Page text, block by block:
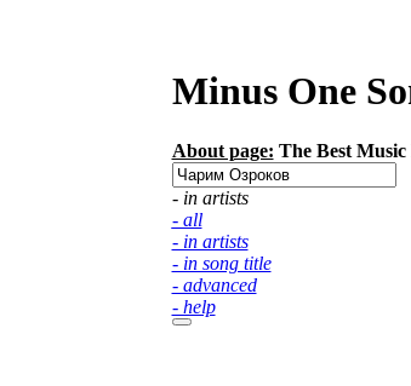
Minus One
About page: The Best
- in artists
- all
- in artists
- in song title
- advanced
- help